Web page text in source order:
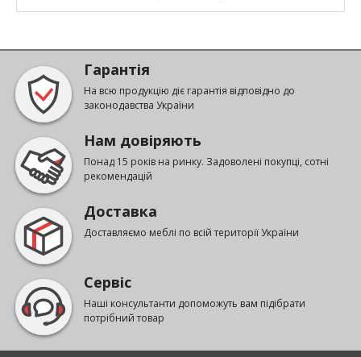
Гарантія
На всю продукцію діє гарантія відповідно до
законодавства України
Нам довіряють
Понад 15 років на ринку. Задоволені покупці, сотні
рекомендацій
Доставка
Доставляємо меблі по всій території України
Сервіс
Наші консультанти допоможуть вам підібрати
потрібний товар